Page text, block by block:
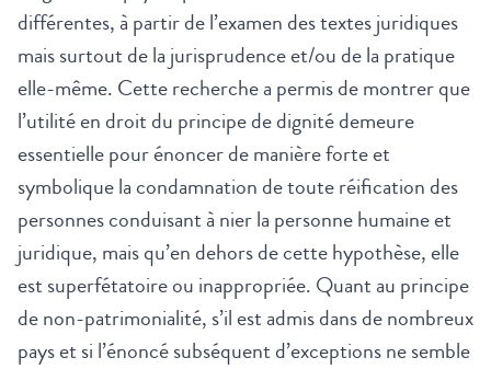
différentes, à partir de l’examen des textes juridiques
mais surtout de la jurisprudence et/ou de la pratique
elle-même. Cette recherche a permis de montrer que
l’utilité en droit du principe de dignité demeure
essentielle pour énoncer de manière forte et
symbolique la condamnation de toute réification des
personnes conduisant à nier la personne humaine et
juridique, mais qu’en dehors de cette hypothèse, elle
est superfétatoire ou inappropriée. Quant au principe
de non-patrimonialité, s’il est admis dans de nombreux
pays et si l’énoncé subséquent d’exceptions ne semble